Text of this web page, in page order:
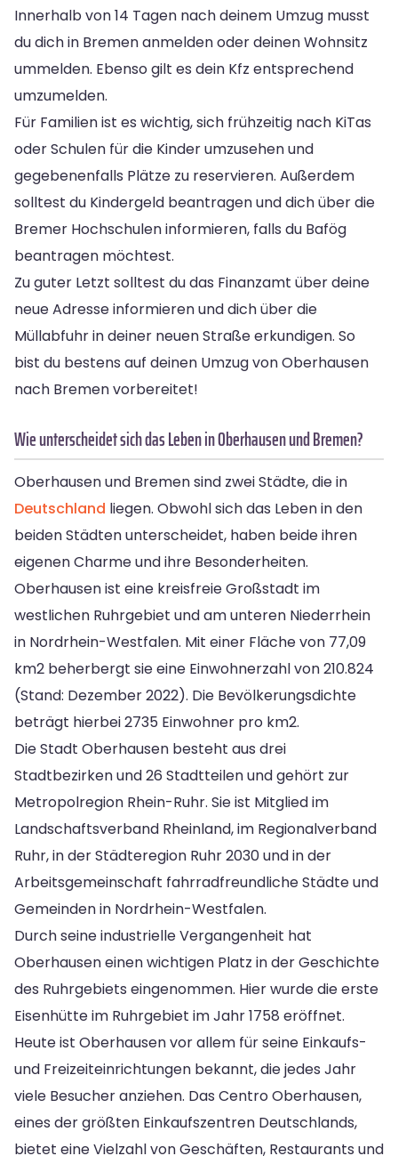
Innerhalb von 14 Tagen nach deinem Umzug musst
du dich in Bremen anmelden oder deinen Wohnsitz
ummelden. Ebenso gilt es dein Kfz entsprechend
umzumelden.
Für Familien ist es wichtig, sich frühzeitig nach KiTas
oder Schulen für die Kinder umzusehen und
gegebenenfalls Plätze zu reservieren. Außerdem
solltest du Kindergeld beantragen und dich über die
Bremer Hochschulen informieren, falls du Bafög
beantragen möchtest.
Zu guter Letzt solltest du das Finanzamt über deine
neue Adresse informieren und dich über die
Müllabfuhr in deiner neuen Straße erkundigen. So
bist du bestens auf deinen Umzug von Oberhausen
nach Bremen vorbereitet!
Wie unterscheidet sich das Leben in Oberhausen und Bremen?
Oberhausen und Bremen sind zwei Städte, die in
Deutschland liegen. Obwohl sich das Leben in den
beiden Städten unterscheidet, haben beide ihren
eigenen Charme und ihre Besonderheiten.
Oberhausen ist eine kreisfreie Großstadt im
westlichen Ruhrgebiet und am unteren Niederrhein
in Nordrhein-Westfalen. Mit einer Fläche von 77,09
km2 beherbergt sie eine Einwohnerzahl von 210.824
(Stand: Dezember 2022). Die Bevölkerungsdichte
beträgt hierbei 2735 Einwohner pro km2.
Die Stadt Oberhausen besteht aus drei
Stadtbezirken und 26 Stadtteilen und gehört zur
Metropolregion Rhein-Ruhr. Sie ist Mitglied im
Landschaftsverband Rheinland, im Regionalverband
Ruhr, in der Städteregion Ruhr 2030 und in der
Arbeitsgemeinschaft fahrradfreundliche Städte und
Gemeinden in Nordrhein-Westfalen.
Durch seine industrielle Vergangenheit hat
Oberhausen einen wichtigen Platz in der Geschichte
des Ruhrgebiets eingenommen. Hier wurde die erste
Eisenhütte im Ruhrgebiet im Jahr 1758 eröffnet.
Heute ist Oberhausen vor allem für seine Einkaufs-
und Freizeiteinrichtungen bekannt, die jedes Jahr
viele Besucher anziehen. Das Centro Oberhausen,
eines der größten Einkaufszentren Deutschlands,
bietet eine Vielzahl von Geschäften, Restaurants und